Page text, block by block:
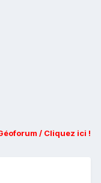
/ Cliquez ici !